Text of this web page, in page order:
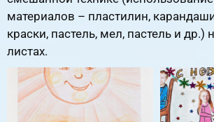
материалов – пластилин,
краски, пастель, мел, пастель и др.)
листах.